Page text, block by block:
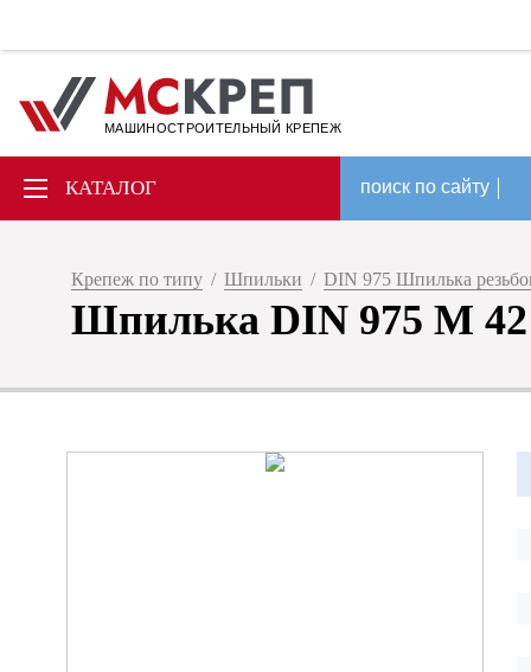
МАШИНОСТРОИТЕЛЬНЫЙ КРЕПЕЖ
КАТАЛОГ поиск по сайту
Крепеж по типу / Шпильки / DIN 975 Шпилька
Шпилька DIN 975 М 42